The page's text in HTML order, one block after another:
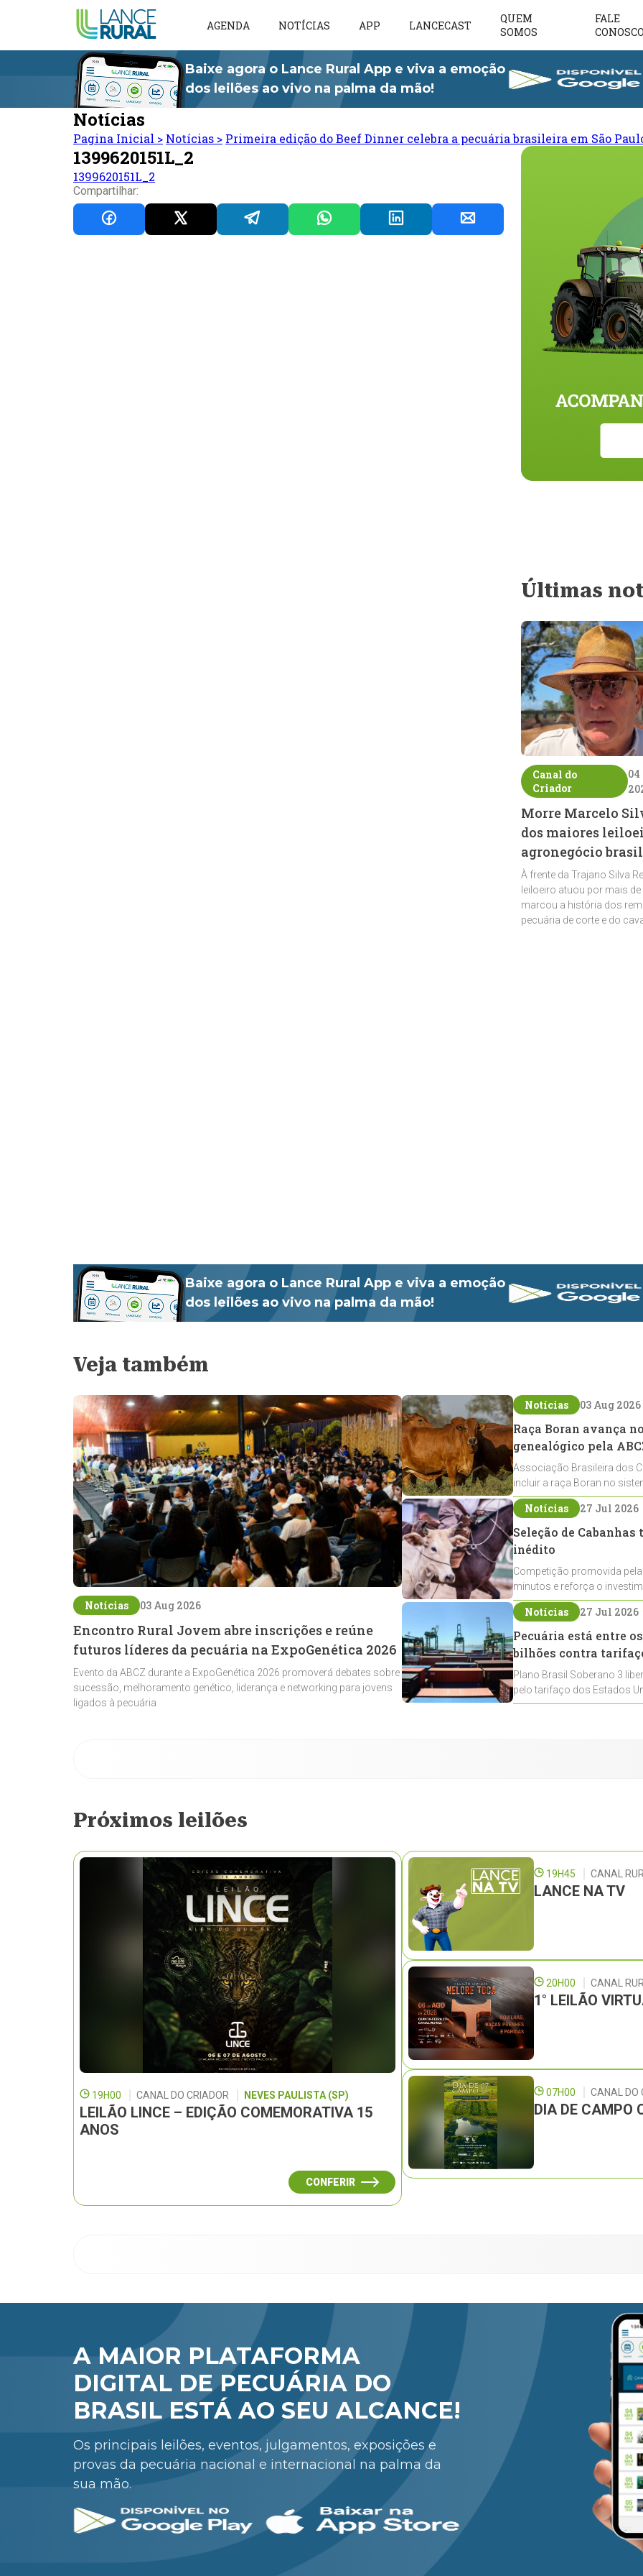
AGENDA NOTÍCIAS APP LANCECAST
QUEM
SOMOS
FALE
CONOSCO
Baixe agora o Lance Rural App e viva a emoção
dos leilões ao vivo na palma da mão!
Notícias
Pagina Inicial > Notícias > Primeira edição do Beef Dinner celebra a pecuária brasileira em São
1399620151L_2
1399620151L_2
Compartilhar:
Últimas
Canal do
Criador
04
Morre Marcelo
dos maiores
agronegócio
À frente da Trajano Silva
leiloeiro atuou por mais
marcou a história dos
pecuária de corte e do
Baixe agora o Lance Rural App e viva a emoção
dos leilões ao vivo na palma da mão!
Veja também
Notícias 03 Aug 2026
Encontro Rural Jovem abre inscrições e reúne
futuros líderes da pecuária na ExpoGenética 2026
Evento da ABCZ durante a ExpoGenética 2026 promoverá debates sobre
sucessão, melhoramento genético, liderança e networking para jovens
ligados à pecuária
Notícias 03 Aug 2026
Raça Boran avança
genealógico pela
Associação Brasileira dos
incluir a raça Boran no
expansão na pecuária
Notícias 27 Jul 2026
Seleção de
inédito
Competição promovida
minutos e reforça o
Crioulos voltados ao laço
Notícias 27 Jul 2026
Pecuária está entre
bilhões contra
Plano Brasil Soberano 3
pelo tarifaço dos Estados
contemplados
Próximos leilões
19H00 CANAL DO CRIADOR NEVES PAULISTA (SP)
LEILÃO LINCE – EDIÇÃO COMEMORATIVA 15
ANOS
CONFERIR
19H45 CANAL
LANCE NA TV
20H00 CANAL
1° LEILÃO
07H00 CANAL DO
DIA DE CAMPO
A MAIOR PLATAFORMA
DIGITAL DE PECUÁRIA DO
BRASIL ESTÁ AO SEU ALCANCE!
Os principais leilões, eventos, julgamentos, exposições e
provas da pecuária nacional e internacional na palma da
sua mão.